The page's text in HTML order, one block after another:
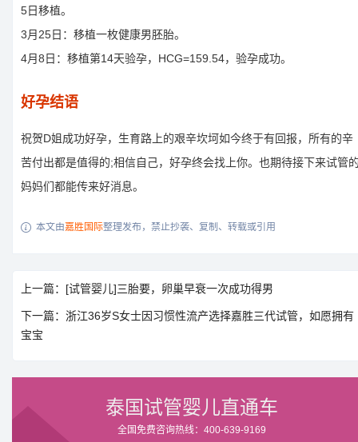
5日移植。
3月25日：移植一枚健康男胚胎。
4月8日：移植第14天验孕，HCG=159.54，验孕成功。
好孕结语
祝贺D姐成功好孕，生育路上的艰辛坎坷如今终于有回报，所有的辛
苦付出都是值得的;相信自己，好孕终会找上你。也期待接下来试管
妈妈们都能传来好消息。
 本文由嘉胜国际整理发布，禁止抄袭、复制、转载或引用
上一篇：[试管婴儿]三胎要，卵巢早衰一次成功得男
下一篇：浙江36岁S女士因习惯性流产选择嘉胜三代试管，如愿拥有
宝宝
泰国试管婴儿直通车
全国免费咨询热线：400-639-9169